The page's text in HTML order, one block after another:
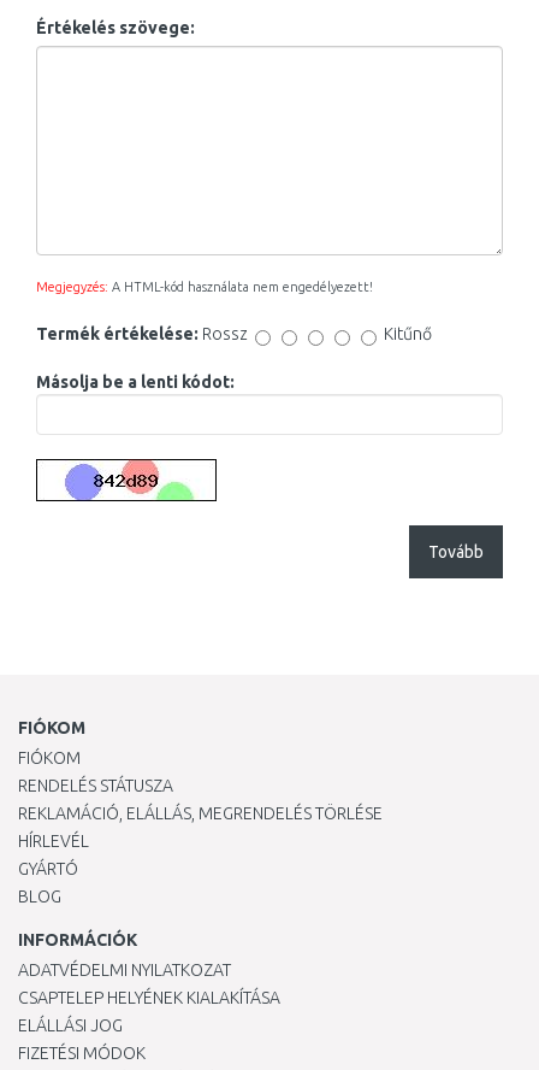
Értékelés szövege:
Megjegyzés: A HTML-kód használata nem engedélyezett!
Termék értékelése: Rossz Kitűnő
Másolja be a lenti kódot:
Tovább
FIÓKOM
FIÓKOM
RENDELÉS STÁTUSZA
REKLAMÁCIÓ, ELÁLLÁS, MEGRENDELÉS TÖRLÉSE
HÍRLEVÉL
GYÁRTÓ
BLOG
INFORMÁCIÓK
ADATVÉDELMI NYILATKOZAT
CSAPTELEP HELYÉNEK KIALAKÍTÁSA
ELÁLLÁSI JOG
FIZETÉSI MÓDOK